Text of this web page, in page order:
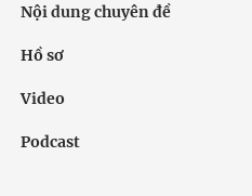
Nội dung chuyên đề
Hồ sơ
Video
Podcast